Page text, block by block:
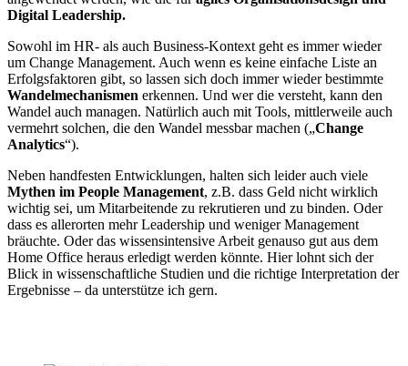
Digital Leadership.
Sowohl im HR- als auch Business-Kontext geht es immer wieder
um Change Management. Auch wenn es keine einfache Liste an
Erfolgsfaktoren gibt, so lassen sich doch immer wieder bestimmte
Wandelmechanismen erkennen. Und wer die versteht, kann den
Wandel auch managen. Natürlich auch mit Tools, mittlerweile auch
vermehrt solchen, die den Wandel messbar machen („Change
Analytics“).
Neben handfesten Entwicklungen, halten sich leider auch viele
Mythen im People Management, z.B. dass Geld nicht wirklich
wichtig sei, um Mitarbeitende zu rekrutieren und zu binden. Oder
dass es allerorten mehr Leadership und weniger Management
bräuchte. Oder das wissensintensive Arbeit genauso gut aus dem
Home Office heraus erledigt werden könnte. Hier lohnt sich der
Blick in wissenschaftliche Studien und die richtige Interpretation der
Ergebnisse – da unterstütze ich gern.